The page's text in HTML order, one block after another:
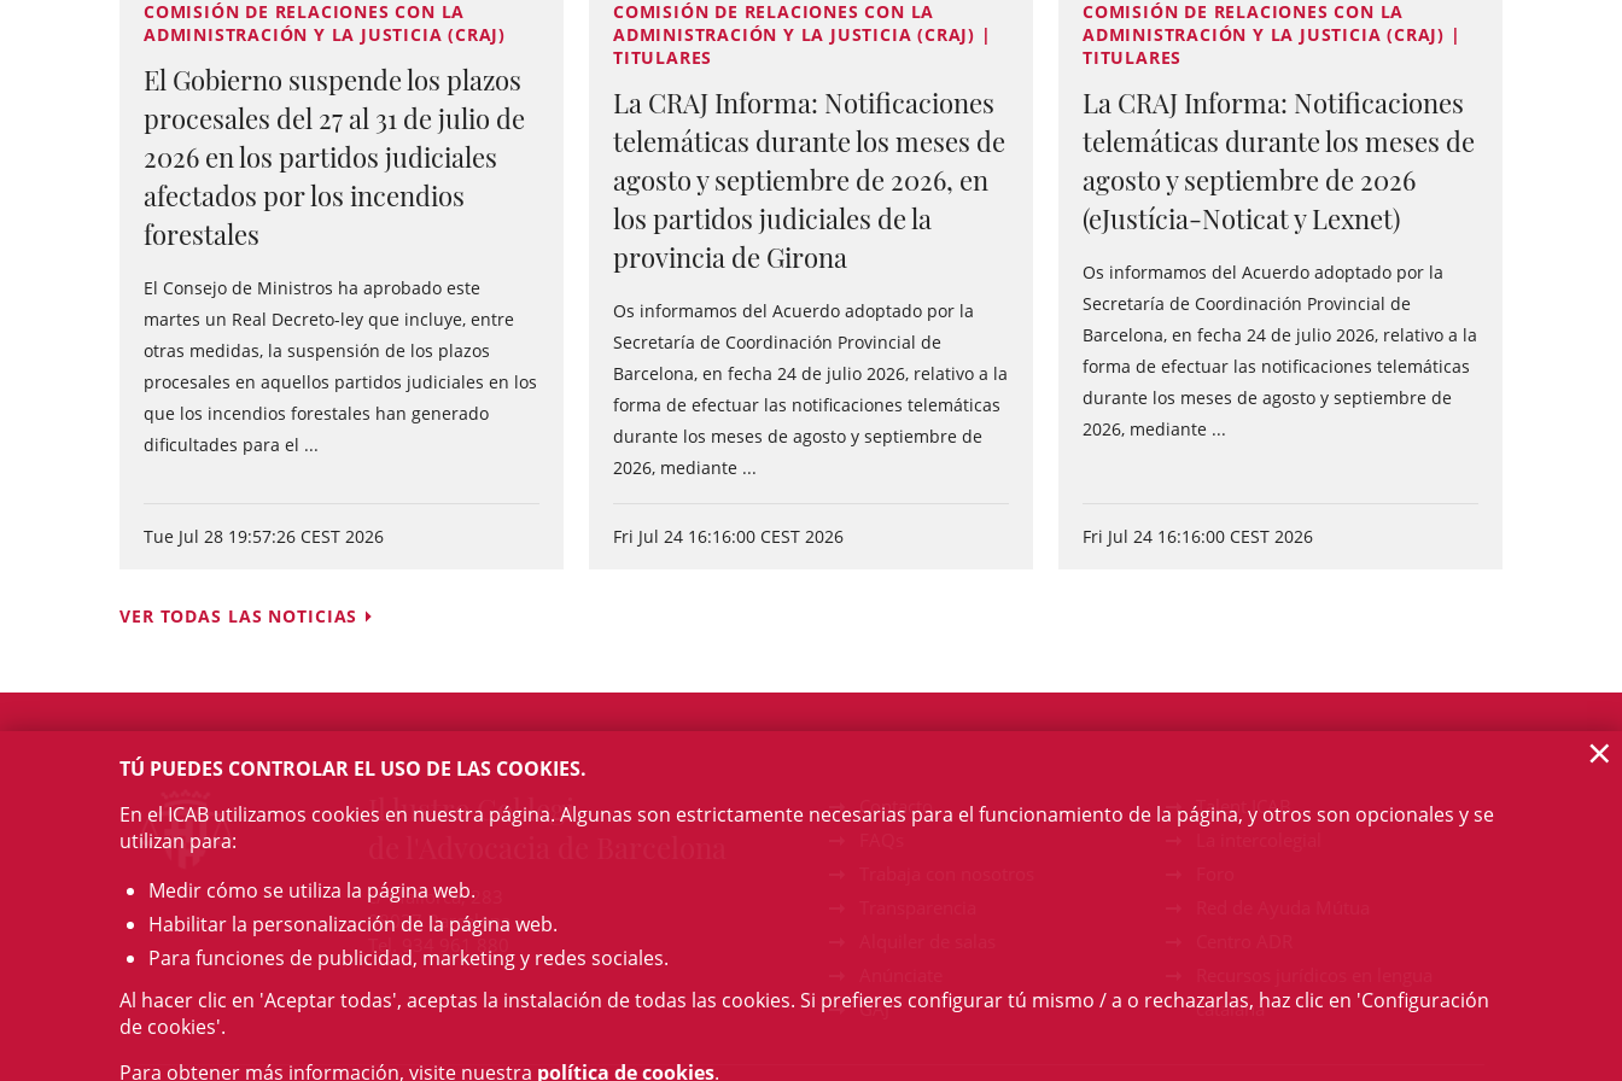
COMISIÓN DE RELACIONES CON LA
ADMINISTRACIÓN Y LA JUSTICIA (CRAJ)
El Gobierno suspende los plazos
procesales del 27 al 31 de julio de
2026 en los partidos judiciales
afectados por los incendios
forestales
El Consejo de Ministros ha aprobado este
martes un Real Decreto-ley que incluye, entre
otras medidas, la suspensión de los plazos
procesales en aquellos partidos judiciales en los
que los incendios forestales han generado
dificultades para el ...
Tue Jul 28 19:57:26 CEST 2026
COMISIÓN DE RELACIONES CON LA
ADMINISTRACIÓN Y LA JUSTICIA (CRAJ) |
TITULARES
La CRAJ Informa: Notificaciones
telemáticas durante los meses de
agosto y septiembre de 2026, en
los partidos judiciales de la
provincia de Girona
Os informamos del Acuerdo adoptado por la
Secretaría de Coordinación Provincial de
Barcelona, en fecha 24 de julio 2026, relativo a la
forma de efectuar las notificaciones telemáticas
durante los meses de agosto y septiembre de
2026, mediante ...
Fri Jul 24 16:16:00 CEST 2026
COMISIÓN DE RELACIONES CON LA
ADMINISTRACIÓN Y LA JUSTICIA (CRAJ) |
TITULARES
La CRAJ Informa: Notificaciones
telemáticas durante los meses de
agosto y septiembre de 2026
(eJustícia-Noticat y Lexnet)
Os informamos del Acuerdo adoptado por la
Secretaría de Coordinación Provincial de
Barcelona, en fecha 24 de julio 2026, relativo a la
forma de efectuar las notificaciones telemáticas
durante los meses de agosto y septiembre de
2026, mediante ...
Fri Jul 24 16:16:00 CEST 2026
VER TODAS LAS NOTICIAS
Il·lustre Col·legi
c/ Mallorca, 283
08037 Barcelona
Tel. 934 961 880
Contacto
GAJ
Talent ICAB
catalana
TÚ PUEDES CONTROLAR EL USO DE LAS COOKIES.
En el ICAB utilizamos cookies en nuestra página. Algunas son estrictamente necesarias para el funcionamiento de la página, y otros son opcionales y se
utilizan para:
Medir cómo se utiliza la página web.
Habilitar la personalización de la página web.
Para funciones de publicidad, marketing y redes sociales.
Al hacer clic en 'Aceptar todas', aceptas la instalación de todas las cookies. Si prefieres configurar tú mismo / a o rechazarlas, haz clic en 'Configuración
de cookies'.
Para obtener más información, visite nuestra política de cookies.
×